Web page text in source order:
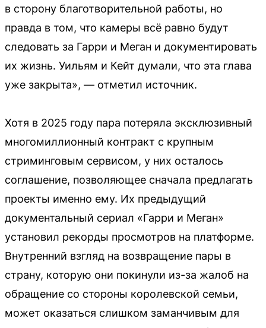
в сторону благотворительной работы, но
правда в том, что камеры всё равно будут
следовать за Гарри и Меган и документировать
их жизнь. Уильям и Кейт думали, что эта глава
уже закрыта», — отметил источник.
Хотя в 2025 году пара потеряла эксклюзивный
многомиллионный контракт с крупным
стриминговым сервисом, у них осталось
соглашение, позволяющее сначала предлагать
проекты именно ему. Их предыдущий
документальный сериал «Гарри и Меган»
установил рекорды просмотров на платформе.
Внутренний взгляд на возвращение пары в
страну, которую они покинули из-за жалоб на
обращение со стороны королевской семьи,
может оказаться слишком заманчивым для